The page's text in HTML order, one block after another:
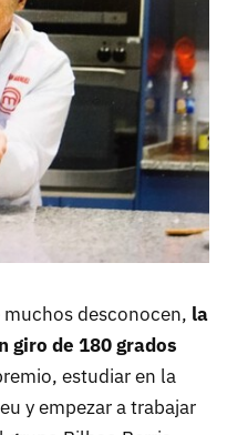
desconocen, la
giro de 180 grados
estudiar en la
y empezar a trabajar